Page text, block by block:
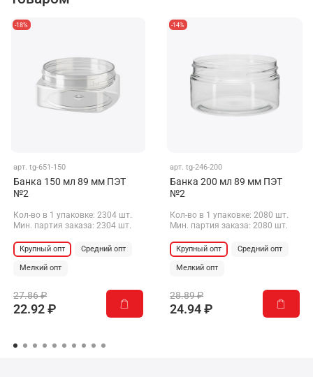
-18%
арт.tg-651-150
Банка 150 мл 89 мм ПЭТ
№2
Кол-во в 1 упаковке: 2304 шт.
Мин. партия заказа: 2304 шт.
Крупный опт Средний опт
Мелкий опт
27.86 ₽
22.92 ₽
-14%
арт.tg-246-200
Банка 200 мл 89 мм ПЭТ
№2
Кол-во в 1 упаковке: 2080 шт.
Мин. партия заказа: 2080 шт.
Крупный опт Средний опт
Мелкий опт
28.89 ₽
24.94 ₽